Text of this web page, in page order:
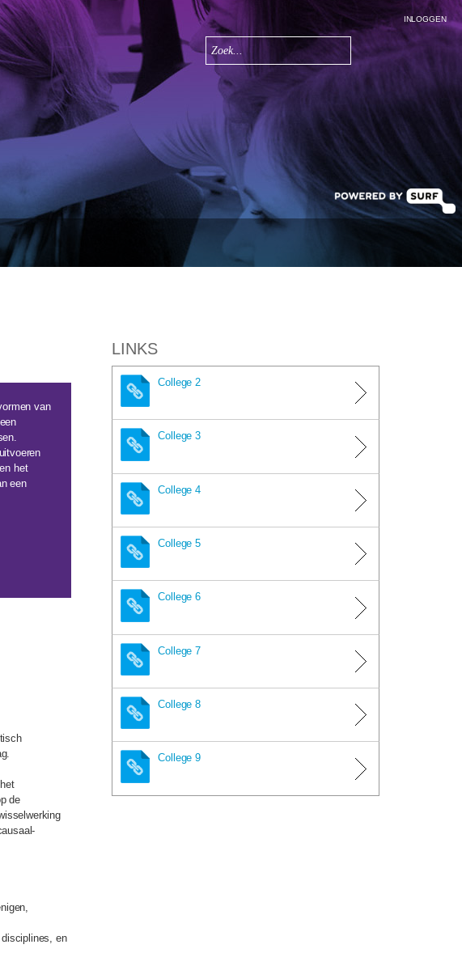
Zoekveld
Zoeken
INLOGGEN
van
het
een
de
en
LINKS
College 2
College 3
College 4
College 5
College 6
College 7
College 8
College 9